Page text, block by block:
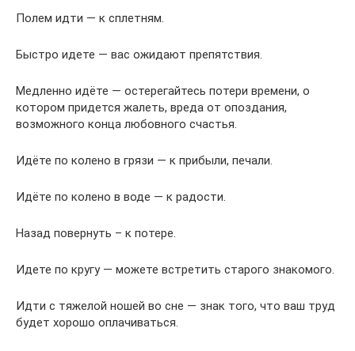
Полем идти — к сплетням.
Быстро идете — вас ожидают препятствия.
Медленно идёте — остерегайтесь потери времени, о
котором придется жалеть, вреда от опоздания,
возможного конца любовного счастья.
Идёте по колено в грязи — к прибыли, печали.
Идёте по колено в воде — к радости.
Назад повернуть – к потере.
Идете по кругу — можете встретить старого знакомого.
Идти с тяжелой ношей во сне — знак того, что ваш труд
будет хорошо оплачиваться.